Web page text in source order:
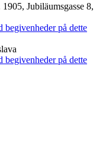
Jubiläumsgasse 8,